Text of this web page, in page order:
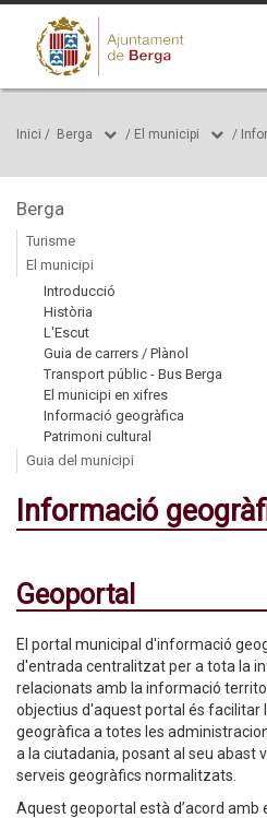
Inici / Berga / El municipi /
Berga
Turisme
El municipi
Introducció
Història
L'Escut
Guia de carrers / Plànol
Transport públic - Bus Berga
El municipi en xifres
Informació geogràfica
Patrimoni cultural
Guia del municipi
Informació
Geoportal
El portal municipal d'informació
d'entrada centralitzat per a tota la
relacionats amb la informació
objectius d'aquest portal és facilitar
geogràfica a totes les
a la ciutadania, posant al seu abast
serveis geogràfics normalitzats.
Aquest geoportal està d’acord amb